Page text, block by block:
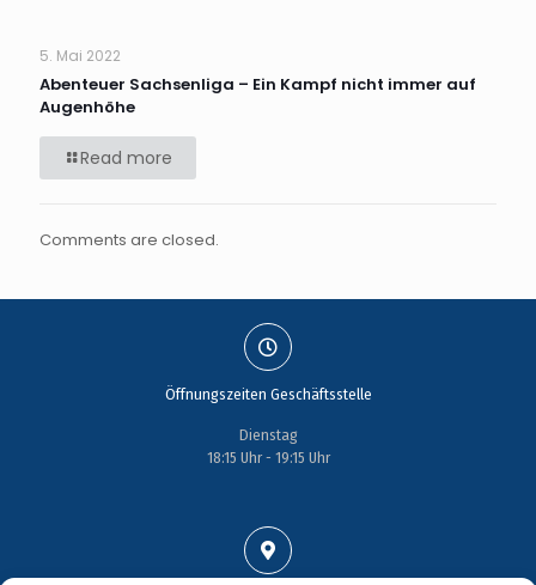
5. Mai 2022
Abenteuer Sachsenliga – Ein Kampf nicht immer auf
Augenhöhe
Read more
Comments are closed.
Öffnungszeiten Geschäftsstelle
Dienstag
18:15 Uhr - 19:15 Uhr